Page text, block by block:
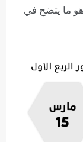
وهو ما يتضح في